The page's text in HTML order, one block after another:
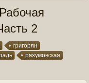
2
григорян
разумовская